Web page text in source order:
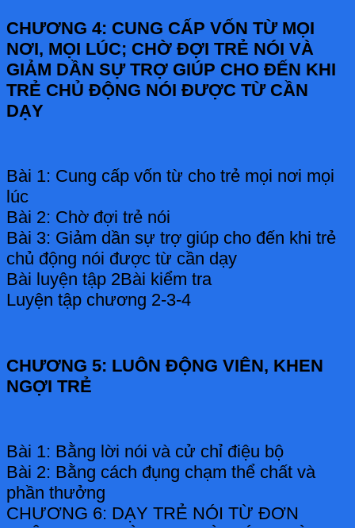
CHƯƠNG 4: CUNG CẤP VỐN TỪ MỌI
NƠI, MỌI LÚC; CHỜ ĐỢI TRẺ NÓI VÀ
GIẢM DẦN SỰ TRỢ GIÚP CHO ĐẾN KHI
TRẺ CHỦ ĐỘNG NÓI ĐƯỢC TỪ CẦN
DẠY
Bài 1: Cung cấp vốn từ cho trẻ mọi nơi mọi
lúc
Bài 2: Chờ đợi trẻ nói
Bài 3: Giảm dần sự trợ giúp cho đến khi trẻ
chủ động nói được từ cần dạy
Bài luyện tập 2Bài kiểm tra
Luyện tập chương 2-3-4
CHƯƠNG 5: LUÔN ĐỘNG VIÊN, KHEN
NGỢI TRẺ
Bài 1: Bằng lời nói và cử chỉ điệu bộ
Bài 2: Bằng cách đụng chạm thể chất và
phần thưởng
CHƯƠNG 6: DẠY TRẺ NÓI TỪ ĐƠN